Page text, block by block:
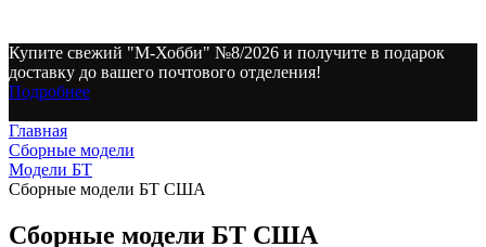
Купите свежий "М-Хобби" №8/2026 и получите в подарок
доставку до вашего почтового отделения!
Подробнее
Главная
Сборные модели
Модели БТ
Сборные модели БТ США
Сборные модели БТ США